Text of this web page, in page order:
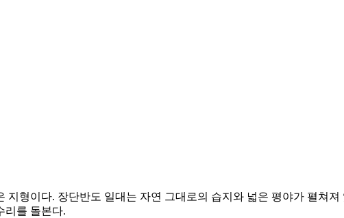
형이다. 장단반도 일대는 자연 그대로의 습지와 넓은 평야가 펼쳐
리를 돌본다.